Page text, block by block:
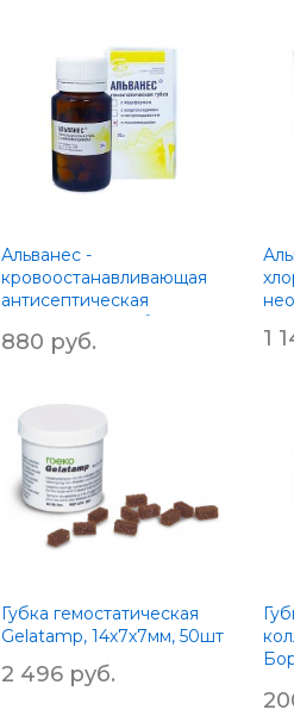
Альванес -
кровоостанавливающая
антисептическая
хлоргексидином и
880 руб. 1
Губка гемостатическая
Gelatamp, 14х7х7мм, 50шт
2 496 руб.